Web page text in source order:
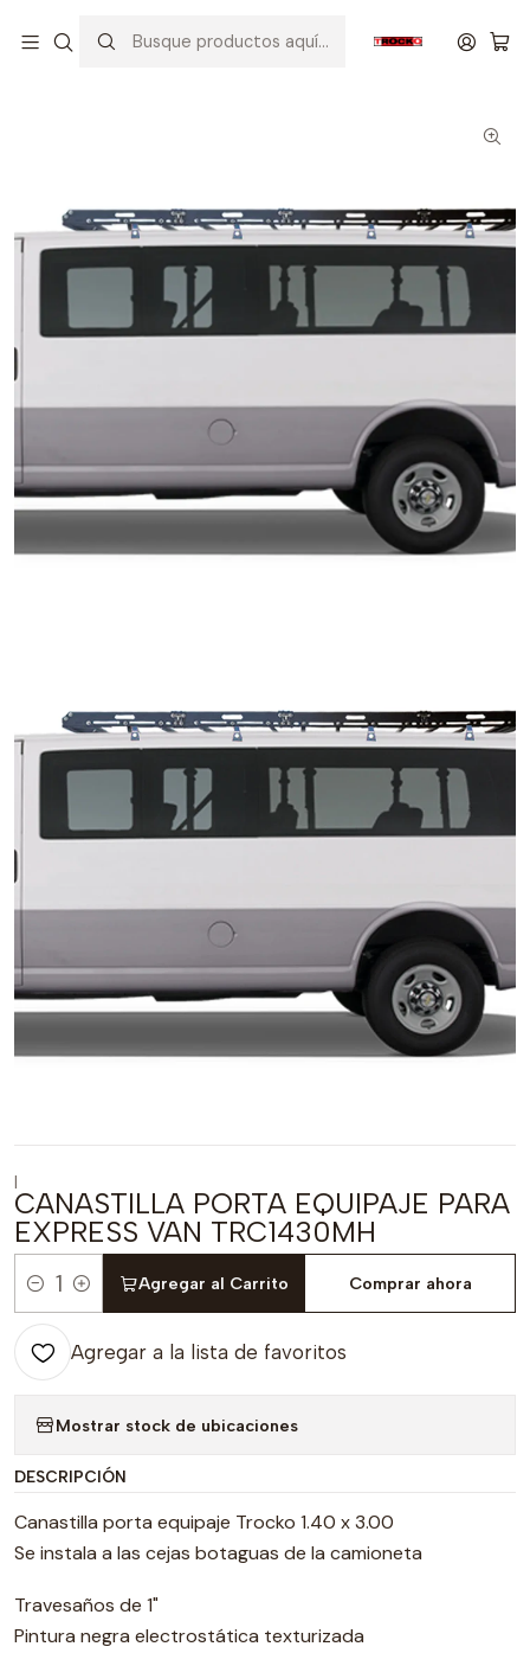
CANASTILLA PORTA EQUIPAJE PARA EXPRESS VAN TRC1430MH
|
CANASTILLA PORTA EQUIPAJE PARA
EXPRESS VAN TRC1430MH
Cantidad
Agregar al Carrito Comprar ahora
Agregar a la lista de favoritos
Mostrar stock de ubicaciones
DESCRIPCIÓN
Canastilla porta equipaje Trocko 1.40 x 3.00
Se instala a las cejas botaguas de la camioneta
Travesaños de 1"
Pintura negra electrostática texturizada